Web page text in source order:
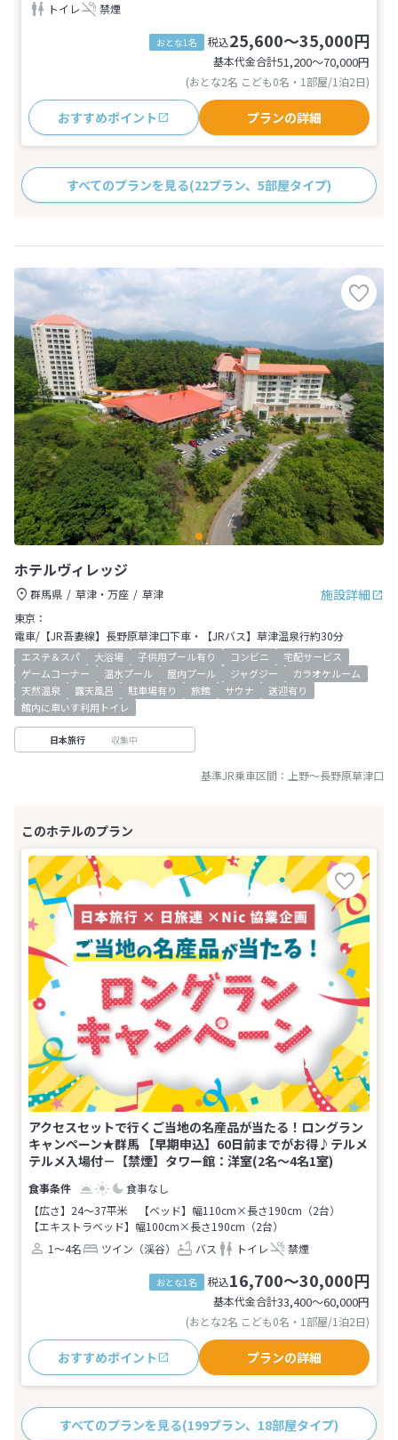
トイレ
禁煙
おとな1名 税込25,600～35,000円
基本代金合計51,200〜70,000円
(おとな2名 こども0名・1部屋/1泊2日)
おすすめポイント プランの詳細
すべてのプランを見る(22プラン、5部屋タイプ)
ホテルヴィレッジ
施設詳細
群馬県 草津・万座
草津
東京：
電車/【JR吾妻線】長野原草津口下車・【JRバス】草津温泉行約30分
エステ＆スパ 大浴場 子供用プール有り コンビニ
宅配サービス
ゲームコーナー
温水プール 屋内プール ジャグジー
カラオケルーム
天然温泉
露天風呂 駐車場有り 旅館 サウナ
送迎有り
館内に車いす利用トイレ
日本旅行 収集中
基準JR乗車区間： 上野～長野原草津口
アクセスセットで行くご当地の名産品が当たる！ロングラン
キャンペーン★群馬 【早期申込】60日前までがお得♪テルメ
テルメ入場付－【禁煙】タワー館：洋室(2名～4名1室)
食事なし
【広さ】24～37平米
【ベッド】幅110cm×長さ190cm（2台）
【エキストラベッド】幅100cm×長さ190cm（2台）
1～4名
ツイン（渓谷） バス トイレ 禁煙
おとな1名 税込16,700～30,000円
基本代金合計33,400〜60,000円
(おとな2名 こども0名・1部屋/1泊2日)
おすすめポイント プランの詳細
すべてのプランを見る(199プラン、18部屋タイプ)